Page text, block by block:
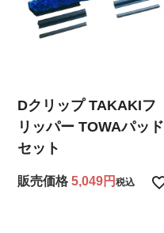
Dクリップ TAKAKIフ
リッパー TOWAパッド
セット
販売価格 5,049 税込